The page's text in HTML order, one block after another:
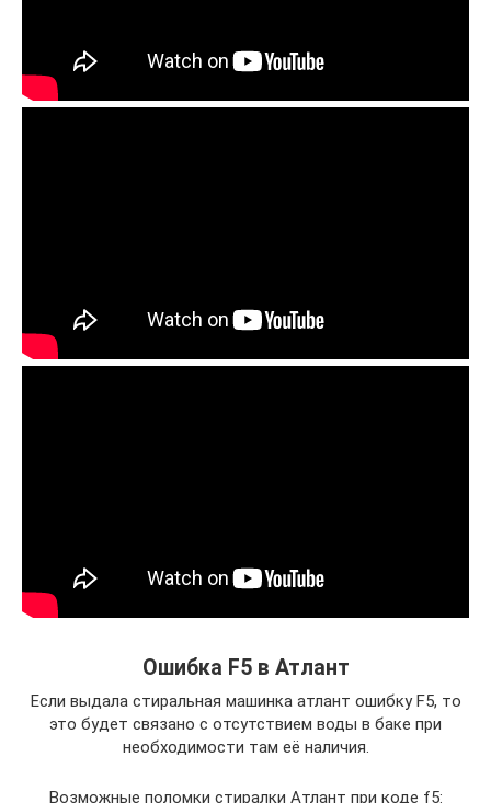
Ошибка F5 в Атлант
Если выдала стиральная машинка атлант ошибку F5, то
это будет связано с отсутствием воды в баке при
необходимости там её наличия.
Возможные поломки стиралки Атлант при коде f5: